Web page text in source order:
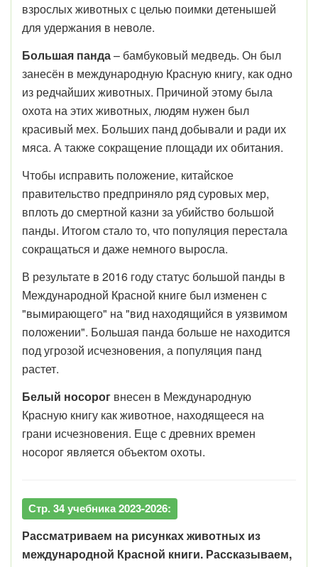
взрослых животных с целью поимки детенышей
для удержания в неволе.
Большая панда– бамбуковый медведь. Он был
занесён в международную Красную книгу, как одно
из редчайших животных. Причиной этому была
охота на этих животных, людям нужен был
красивый мех. Больших панд добывали и ради их
мяса. А также сокращение площади их обитания.
Чтобы исправить положение, китайское
правительство предприняло ряд суровых мер,
вплоть до смертной казни за убийство большой
панды. Итогом стало то, что популяция перестала
сокращаться и даже немного выросла.
В результате в 2016 году статус большой панды в
Международной Красной книге был изменен с
"вымирающего" на "вид находящийся в уязвимом
положении". Большая панда больше не находится
под угрозой исчезновения, а популяция панд
растет.
Белый носорог внесен в Международную
Красную книгу как животное, находящееся на
грани исчезновения. Еще с древних времен
носорог является объектом охоты.
Стр. 34 учебника 2023-2026:
Рассматриваем на рисунках животных из
международной Красной книги. Рассказываем,